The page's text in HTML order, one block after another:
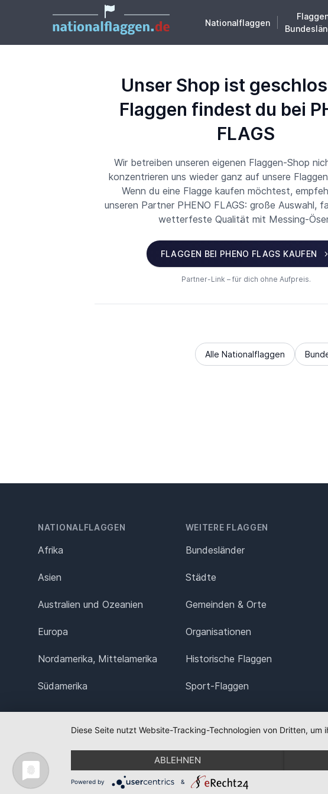
Nationalflaggen
Unser Shop ist
Flaggen findest du bei
FLAGS
Wir betreiben unseren eigenen Flaggen-Shop
konzentrieren uns wieder ganz auf unsere
Wenn du eine Flagge kaufen möchtest,
unseren Partner PHENO FLAGS: große Auswahl,
wetterfeste Qualität mit Messing-
FLAGGEN BEI PHENO FLAGS KAUFEN
Partner-Link – für dich ohne Aufpreis.
Alle Nationalflaggen
NATIONALFLAGGEN
Afrika
Asien
Australien und Ozeanien
Europa
Nordamerika, Mittelamerika
Südamerika
WEITERE FLAGGEN
Bundesländer
Städte
Gemeinden & Orte
Organisationen
Historische Flaggen
Sport-Flaggen
Diese Seite nutzt Website-Tracking-Technologien von Dritten,
ABLEHNEN
Powered by &